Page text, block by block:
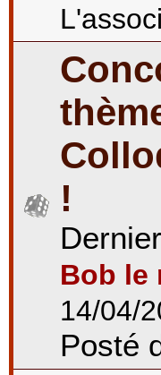
!
Bob le
14/04/
Posté